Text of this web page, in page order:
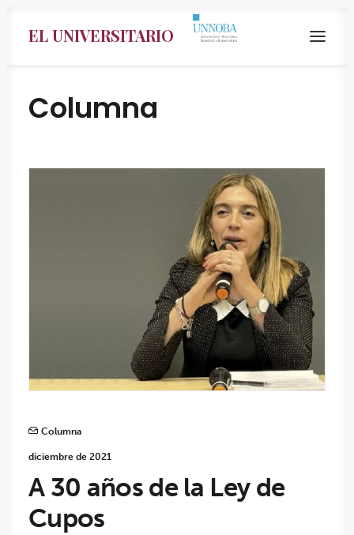
EL UNIVERSITARIO
Search
Columna
Columna
diciembre de 2021
A 30 años de la Ley de
Cupos